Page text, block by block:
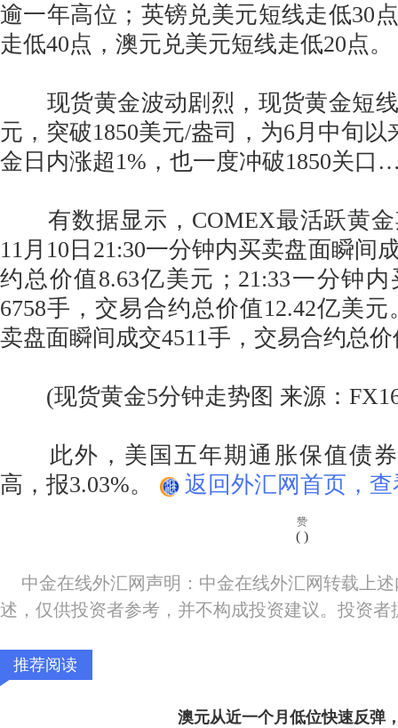
逾一年高位；英镑兑美元短线走低30
走低40点，澳元兑美元短线走低20点。
现货黄金波动剧烈，现货黄金短线
元，突破1850美元/盎司，为6月中旬
金日内涨超1%，也一度冲破1850关
有数据显示，COMEX最活跃黄金
11月10日21:30一分钟内买卖盘面瞬间
约总价值8.63亿美元；21:33一分钟
6758手，交易合约总价值12.42亿美
卖盘面瞬间成交4511手，交易合约总
(现货黄金5分钟走势图 来源：
此外，美国五年期通胀保值债券
高，报3.03%。
返回外汇网首页，
赞
( )
中金在线外汇网声明：中金在线外汇网转载上
述，仅供投资者参考，并不构成投资建议。投资
推荐阅读
澳元从近一个月低位快速反弹